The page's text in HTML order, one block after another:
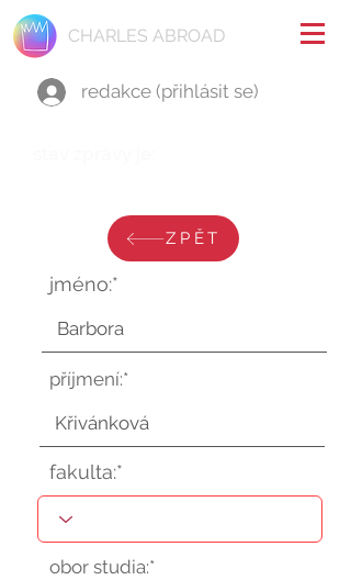
CHARLES ABROAD
redakce (přihlásit se)
ZPĚT
jméno:*
příjmení:*
fakulta:*
obor studia:*